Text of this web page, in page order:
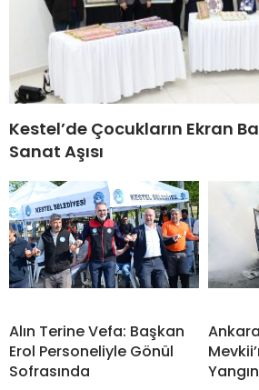
Kestel’de Çocukların Ekran
Sanat Aşısı
Alın Terine Vefa: Başkan
Erol Personeliyle Gönül
Sofrasında